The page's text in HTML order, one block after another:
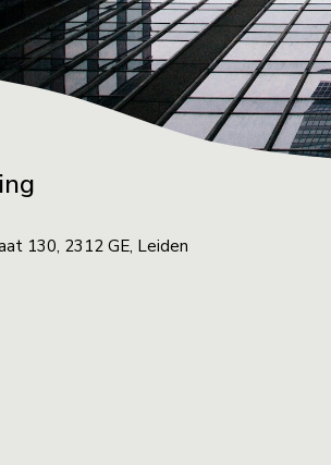
130, 2312 GE, Leiden